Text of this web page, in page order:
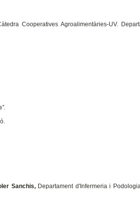
Cooperatives Agroalimentàries-UV.
Sanchis, Departament d'Infermeria i